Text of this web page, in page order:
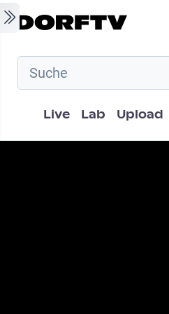
Skip to main content
Hauptnavigation
Live Lab Upload